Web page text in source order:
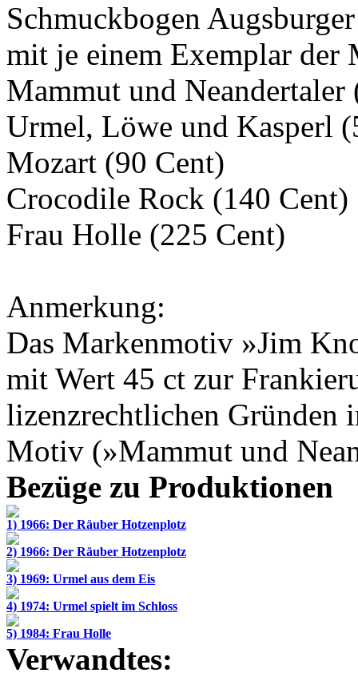
Schmuckbogen
mit je einem Exemplar der
Mammut und Neandertaler
Urmel, Löwe und Kasperl
Mozart (90 Cent)
Crocodile Rock (140 Cent)
Frau Holle (225 Cent)
Anmerkung:
Das Markenmotiv »Jim
mit Wert 45 ct zur
lizenzrechtlichen Gründen
Motiv (»Mammut und
Bezüge zu Produktionen
1) 1966: Der Räuber Hotzenplotz
2) 1966: Der Räuber Hotzenplotz
3) 1969: Urmel aus dem Eis
4) 1974: Urmel spielt im Schloss
5) 1984: Frau Holle
Verwandtes: